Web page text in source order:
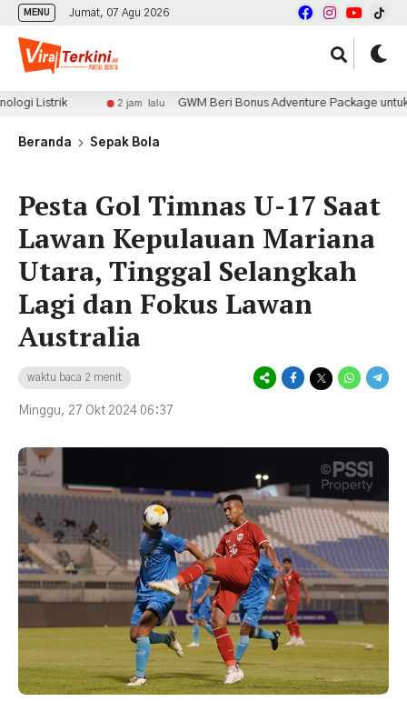
MENU Jumat, 07 Agu 2026
2 jam lalu GWM Beri Bonus Adventure Package untuk
Beranda Sepak Bola
Pesta Gol Timnas U-17 Saat
Lawan Kepulauan Mariana
Utara, Tinggal Selangkah
Lagi dan Fokus Lawan
Australia
waktu baca 2 menit
Minggu, 27 Okt 2024 06:37